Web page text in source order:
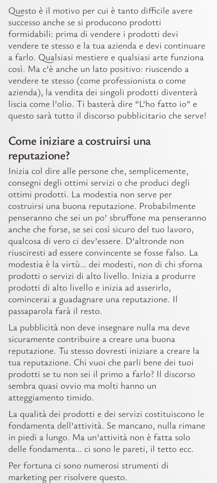
Questo è il motivo per cui è tanto difficile avere
successo anche se si producono prodotti
formidabili: prima di vendere i prodotti devi
vendere te stesso e la tua azienda e devi continuare
a farlo. Qualsiasi mestiere e qualsiasi arte funziona
così. Ma c’è anche un lato positivo: riuscendo a
vendere te stesso (come professionista o come
azienda), la vendita dei singoli prodotti diventerà
liscia come l’olio. Ti basterà dire “L’ho fatto io” e
questo sarà tutto il discorso pubblicitario che serve!
Come iniziare a costruirsi una
reputazione?
Inizia col dire alle persone che, semplicemente,
consegni degli ottimi servizi o che produci degli
ottimi prodotti. La modestia non serve per
costruirsi una buona reputazione. Probabilmente
penseranno che sei un po’ sbruffone ma penseranno
anche che forse, se sei così sicuro del tuo lavoro,
qualcosa di vero ci dev’essere. D’altronde non
riusciresti ad essere convincente se fosse falso. La
modestia è la virtù… dei modesti, non di chi sforna
prodotti o servizi di alto livello. Inizia a produrre
prodotti di alto livello e inizia ad asserirlo,
comincerai a guadagnare una reputazione. Il
passaparola farà il resto.
La pubblicità non deve insegnare nulla ma deve
sicuramente contribuire a creare una buona
reputazione. Tu stesso dovresti iniziare a creare la
tua reputazione. Chi vuoi che parli bene dei tuoi
prodotti se tu non sei il primo a farlo? Il discorso
sembra quasi ovvio ma molti hanno un
atteggiamento timido.
La qualità dei prodotti e dei servizi costituiscono le
fondamenta dell’attività. Se mancano, nulla rimane
in piedi a lungo. Ma un’attività non è fatta solo
delle fondamenta… ci sono le pareti, il tetto ecc.
Per fortuna ci sono numerosi strumenti di
marketing per risolvere questo.